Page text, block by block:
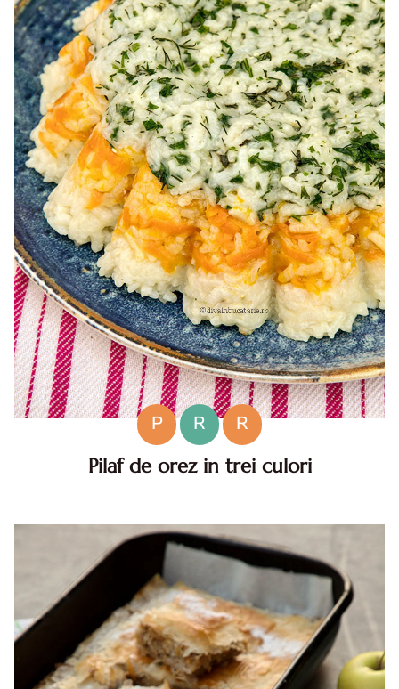
P R
R
Pilaf de orez in trei culori
in trei culori. cum faci pilaf